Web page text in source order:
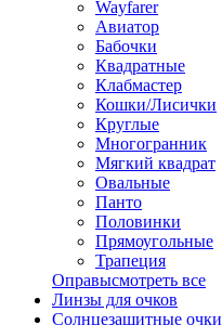
Wayfarer
Авиатор
Бабочки
Квадратные
Клабмастер
Кошки/Лисички
Круглые
Многогранник
Мягкий квадрат
Овальные
Панто
Половинки
Прямоугольные
Трапеция
Оправысмотреть все
Линзы для очков
Солнцезащитные очки